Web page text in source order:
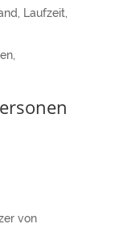
Laufzeit,
von